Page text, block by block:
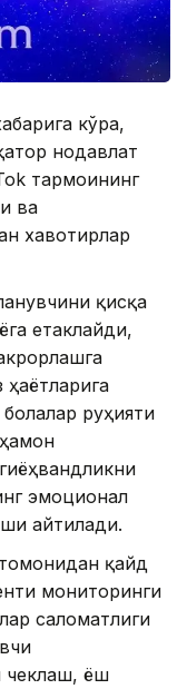
кўра,
нодавлат
тармоғининг
ва
хавотирлар
қисқа
етаклайди,
руҳияти
эмоционал
айтилади.
қайд
мониторинги
саломатлиги
чеклаш, ёш